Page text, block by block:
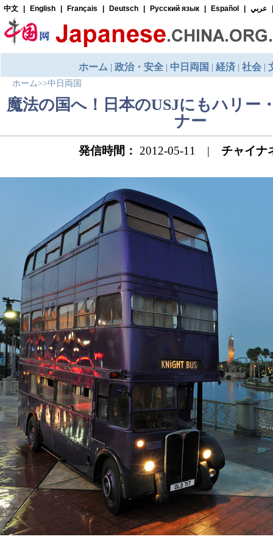
ホーム>>中日両国
魔法の国へ！日本のUSJにもハリー
ナー
発信時間： 2012-05-11 | チャイナ